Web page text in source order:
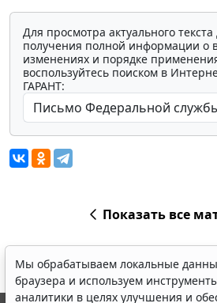
Для просмотра актуального
получения полной информации о
изменениях и порядке
воспользуйтесь поиском в
ГАРАНТ:
Показать все
Мы обрабатываем локальные
браузера и используем
аналитики в целях улучшения и